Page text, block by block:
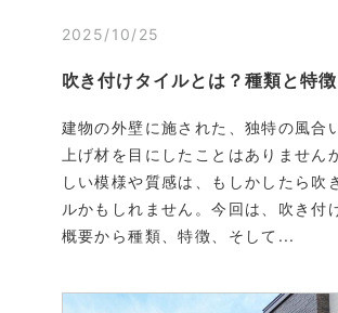
2025/10/25
吹き付けタイルとは？種類と特
建物の外壁に施された、独特の風合
上げ材を目にしたことはありません
しい模様や質感は、もしかしたら吹
ルかもしれません。今回は、吹き付
概要から種類、特徴、そして...